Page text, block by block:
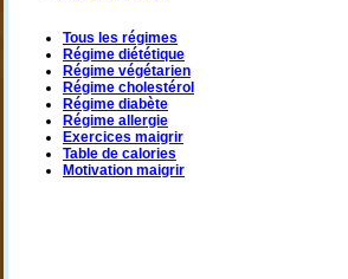
Tous les régimes
Régime diététique
Régime végétarien
Régime cholestérol
Régime diabète
Régime allergie
Exercices maigrir
Table de calories
Motivation maigrir